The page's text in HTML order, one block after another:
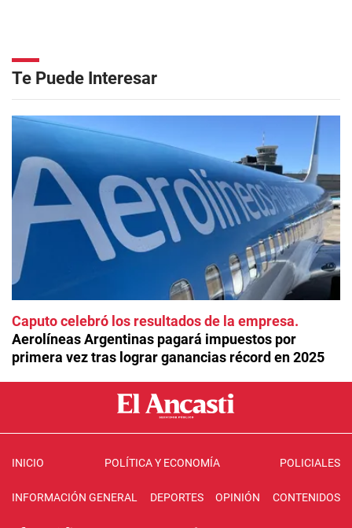
Te Puede Interesar
Caputo celebró los resultados de la empresa
Aerolíneas Argentinas pagará impuestos por
primera vez tras lograr ganancias récord en 2025
INICIO POLÍTICA Y ECONOMÍA POLICIALES
INFORMACIÓN GENERAL DEPORTES OPINIÓN CONTENIDOS